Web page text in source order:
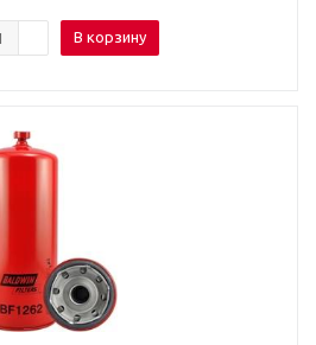
В корзину